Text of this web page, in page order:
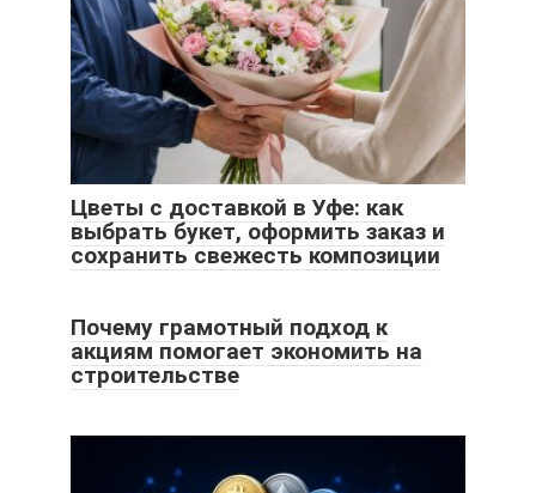
Цветы с доставкой в Уфе: как
выбрать букет, оформить заказ и
сохранить свежесть композиции
Почему грамотный подход к
акциям помогает экономить на
строительстве